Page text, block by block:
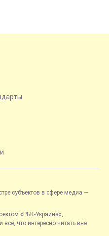
субъектов в сфере медиа —
«РБК-Украина»,
что интересно читать вне